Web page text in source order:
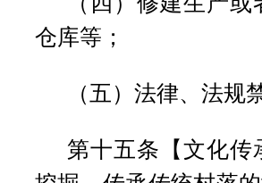
仓库等；
（五）法律、法规
第十五条【文化